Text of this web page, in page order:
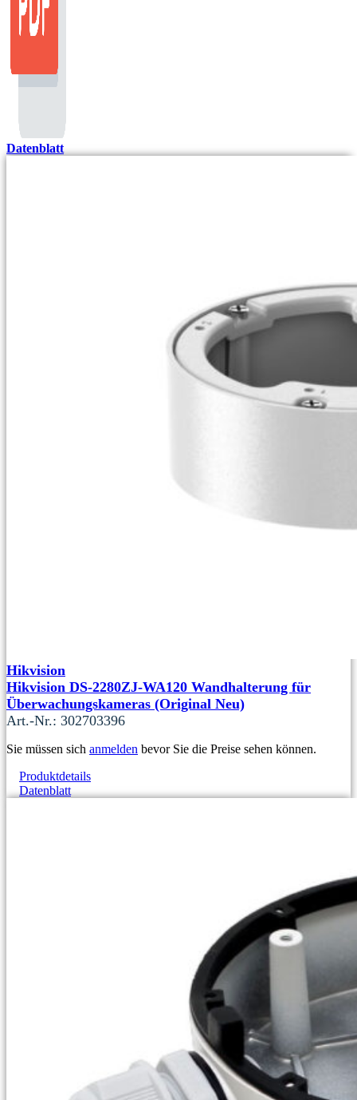
Datenblatt
Hikvision
Hikvision DS-2280ZJ-WA120 Wandhalterung für
Überwachungskameras (Original Neu)
Art.-Nr.: 302703396
Sie müssen sich anmelden bevor Sie die Preise sehen können.
Produktdetails
Datenblatt